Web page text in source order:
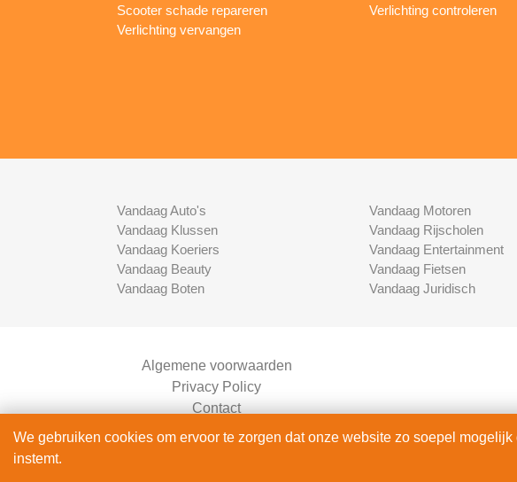
Scooter schade repareren
Verlichting vervangen
Verlichting controleren
Vandaag Auto's
Vandaag Klussen
Vandaag Koeriers
Vandaag Beauty
Vandaag Boten
Vandaag Motoren
Vandaag Rijscholen
Vandaag Entertainment
Vandaag Fietsen
Vandaag Juridisch
Algemene voorwaarden
Privacy Policy
Contact
Bedrijven Inlog
We gebruiken cookies om ervoor te zorgen dat onze website zo soepel
instemt.